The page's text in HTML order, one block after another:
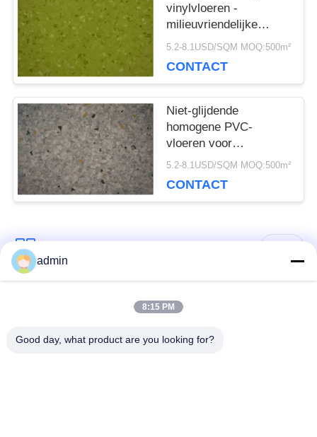
SITEMAP
PRIVACYBELEID
vinylvloeren -
milieuvriendelijke
plastic
5.2-8.1USD/SQM MOQ:500m²
CONTACT
Niet-glijdende
homogene PVC-
vloeren voor
commerciële en
5.2-8.1USD/SQM MOQ:500m²
CONTACT
populaire categorieën
bevloering van de
admin
8:15 PM
Good day, what product are you looking for?